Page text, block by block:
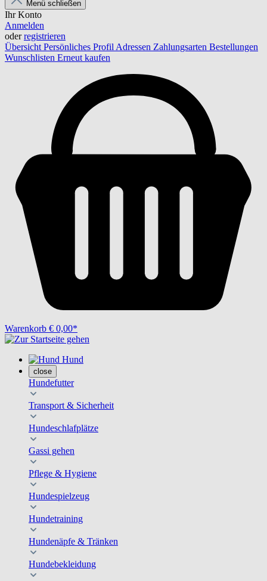
Menü schließen
Ihr Konto
Anmelden
oderregistrieren
Übersicht Persönliches Profil Adressen Zahlungsarten Bestellungen
Wunschlisten Erneut kaufen
Warenkorb € 0,00*
Hund
close
Hundefutter
Transport & Sicherheit
Hundeschlafplätze
Gassi gehen
Pflege & Hygiene
Hundespielzeug
Hundetraining
Hundenäpfe & Tränken
Hundebekleidung